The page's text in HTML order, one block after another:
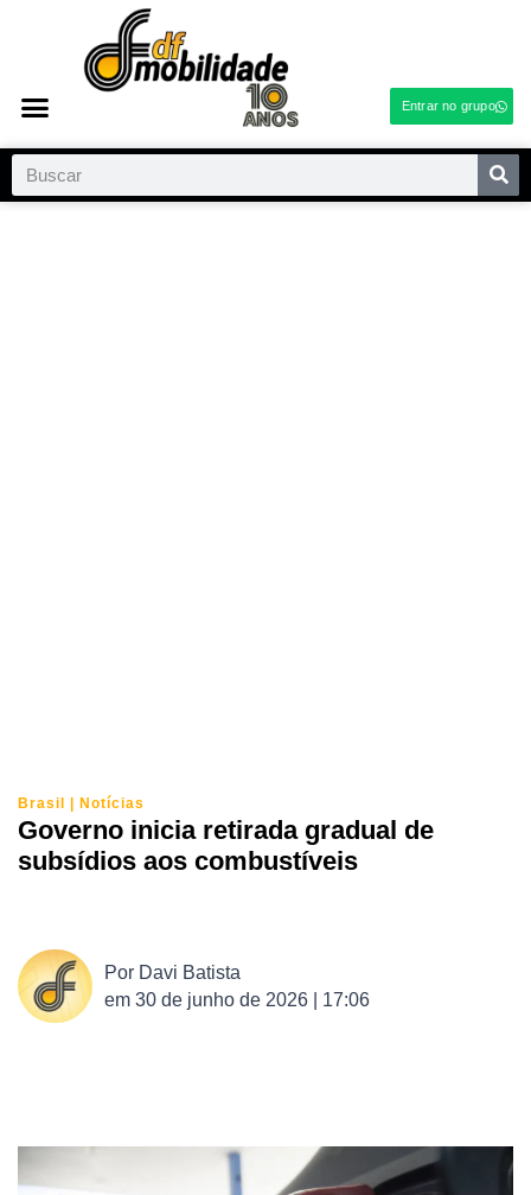
Entrar no grupo
Brasil | Notícias
Governo inicia retirada gradual de
subsídios aos combustíveis
Por Davi Batista
em 30 de junho de 2026 | 17:06